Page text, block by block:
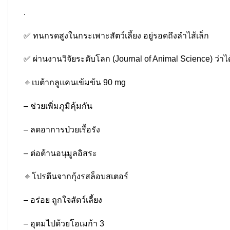
.
✅ ทนกรดสูงในกระเพาะสัตว์เลี้ยง อยู่รอดถึงลำไส้เล็ก
✅ ผ่านงานวิจัยระดับโลก (Journal of Animal Science) ว่าไ
🔸เบต้ากลูแคนเข้มข้น 90 mg
– ช่วยเพิ่มภูมิคุ้มกัน
– ลดอาการป่วยเรื้อรัง
– ต่อต้านอนุมูลอิสระ
🔸โปรตีนจากกุ้งรสล็อบสเตอร์
– อร่อย ถูกใจสัตว์เลี้ยง
– อุดมไปด้วยโอเมก้า 3